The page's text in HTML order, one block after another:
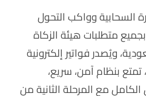
السحابية وواكب التحول
بجميع متطلبات هيئة الزكاة
ويُصدر فواتير إلكترونية
بنظام آمن، سريع،
مع المرحلة الثانية من